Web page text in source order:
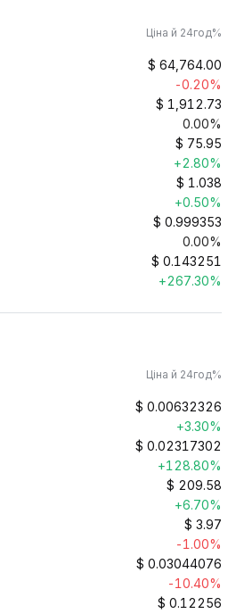
Ціна й 24год%
$ 64,764.00
-0.20%
$ 1,912.73
0.00%
$ 75.95
+2.80%
$ 1.038
+0.50%
$ 0.999353
0.00%
$ 0.143251
+267.30%
Ціна й 24год%
$ 0.00632326
+3.30%
$ 0.02317302
+128.80%
$ 209.58
+6.70%
$ 3.97
-1.00%
$ 0.03044076
-10.40%
$ 0.12256